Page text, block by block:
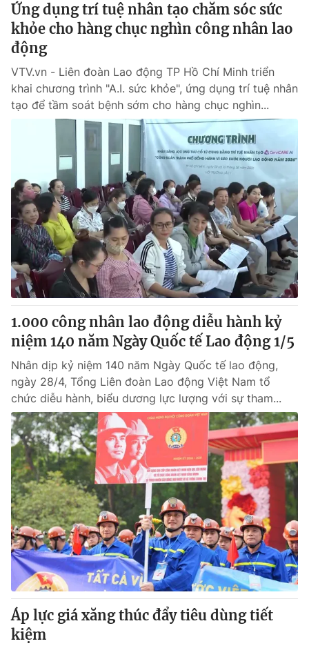
VTV9 VTV8
Liên hệ tòa soạn
Theo dõi báo trên
Cơ quan chủ quản:Đài Truyền hình Việt Nam
Cơ quan báo chí:Thời báo VTV
Giấy phép hoạt động báo in và báo điện tử số 483/GP-BTTTT
cấp ngày 29/12/2023
Tổng Biên tập:Vũ Thanh Thủy
Phó Tổng Biên tập:Nguyễn Thị Mỹ Hạnh, Phạm Quốc Thắng,
Nguyễn Trọng Ninh
Tổng đài VTV: 024.38 355 931 - 024.38 355 932
Ðiện thoại Thời báo VTV:
024.66 897 897
Email: toasoan@vtv.vn
Liên hệ quảng cáo:024-7300.7108
® Cấm sao chép dưới mọi hình thức nếu không có sự chấp
thuận bằng văn bản. Ghi rõ nguồn VTV.vn khi phát hành lại
thông tin từ website này.
Ứng dụng trí tuệ nhân tạo chăm sóc sức
khỏe cho hàng chục nghìn công nhân lao
động
VTV.vn - Liên đoàn Lao động TP Hồ Chí Minh triển
khai chương trình "A.I. sức khỏe", ứng dụng trí tuệ nhân
tạo để tầm soát bệnh sớm cho hàng chục nghìn...
1.000 công nhân lao động diễu hành kỷ
niệm 140 năm Ngày Quốc tế Lao động 1/5
Nhân dịp kỷ niệm 140 năm Ngày Quốc tế lao động,
ngày 28/4, Tổng Liên đoàn Lao động Việt Nam tổ
chức diễu hành, biểu dương lực lượng với sự tham...
Áp lực giá xăng thúc đẩy tiêu dùng tiết
kiệm